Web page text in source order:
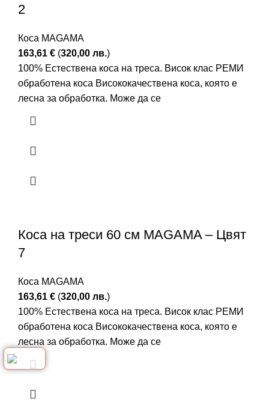
2
Коса MAGAMA
163,61 € (320,00 лв.)
100% Естествена коса на треса. Висок клас РЕМИ
обработена коса Висококачествена коса, която е
лесна за обработка. Може да се
Коса на треси 60 см MAGAMA – Цвят
7
Коса MAGAMA
163,61 € (320,00 лв.)
100% Естествена коса на треса. Висок клас РЕМИ
обработена коса Висококачествена коса, която е
лесна за обработка. Може да се